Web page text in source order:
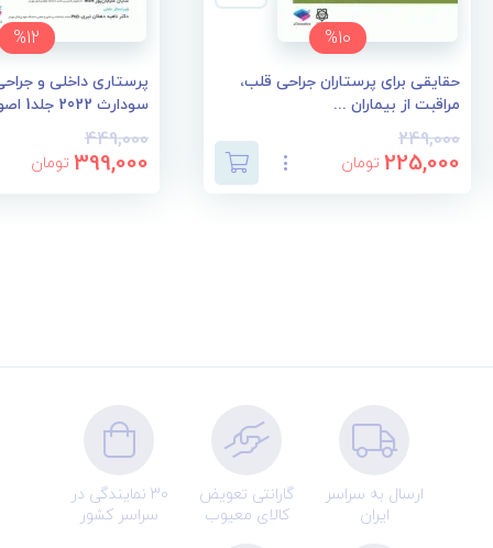
%10
حقایقی برای پرستاران جراحی قلب،
مراقبت از بیماران ...
249,000
225,000 تومان
%12
پرستاری داخلی و
سودارث 2022 جلد1 اصو...
449,000
399,000 تومان
ارسال به سراسر
ایران
گارانتی تعویض
کالای معیوب
30 نمایندگی در
سراسر کشور